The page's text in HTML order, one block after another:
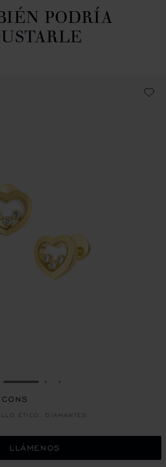
PODRÍA
IR A LA DIAPOSITIVA 1
ÉTICO, DIAMANTES
LLÁMENOS